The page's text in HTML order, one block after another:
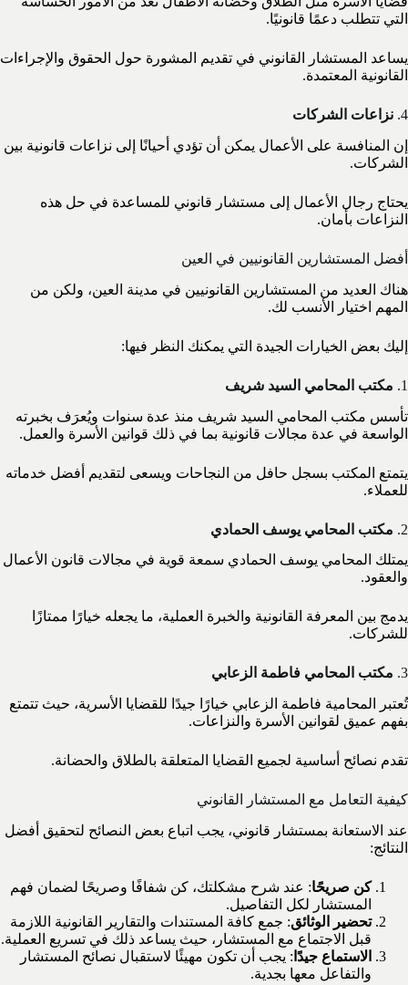
التي تتطلب دعمًا قانونيًا.
يساعد المستشار القانوني في تقديم المشورة حول الحقوق والإجراءات
القانونية المعتمدة.
4. نزاعات الشركات
إن المنافسة على الأعمال يمكن أن تؤدي أحيانًا إلى نزاعات قانونية بين
الشركات.
يحتاج رجال الأعمال إلى مستشار قانوني للمساعدة في حل هذه
النزاعات بأمان.
أفضل المستشارين القانونيين في العين
هناك العديد من المستشارين القانونيين في مدينة العين، ولكن من
المهم اختيار الأنسب لك.
إليك بعض الخيارات الجيدة التي يمكنك النظر فيها:
1. مكتب المحامي السيد شريف
تأسس مكتب المحامي السيد شريف منذ عدة سنوات ويُعرَف بخبرته
الواسعة في عدة مجالات قانونية بما في ذلك قوانين الأسرة والعمل.
يتمتع المكتب بسجل حافل من النجاحات ويسعى لتقديم أفضل خدماته
للعملاء.
2. مكتب المحامي يوسف الحمادي
يمتلك المحامي يوسف الحمادي سمعة قوية في مجالات قانون الأعمال
والعقود.
يدمج بين المعرفة القانونية والخبرة العملية، ما يجعله خيارًا ممتازًا
للشركات.
3. مكتب المحامي فاطمة الزعابي
تُعتبر المحامية فاطمة الزعابي خيارًا جيدًا للقضايا الأسرية، حيث تتمتع
بفهم عميق لقوانين الأسرة والنزاعات.
تقدم نصائح أساسية لجميع القضايا المتعلقة بالطلاق والحضانة.
كيفية التعامل مع المستشار القانوني
عند الاستعانة بمستشار قانوني، يجب اتباع بعض النصائح لتحقيق أفضل
النتائج:
كن صريحًا: عند شرح مشكلتك، كن شفافًا وصريحًا لضمان فهم
المستشار لكل التفاصيل.
تحضير الوثائق: جمع كافة المستندات والتقارير القانونية اللازمة
قبل الاجتماع مع المستشار، حيث يساعد ذلك في تسريع العملية.
الاستماع جيدًا : يجب أن تكون مهيئًا لاستقبال نصائح المستشار
والتفاعل معها بجدية.